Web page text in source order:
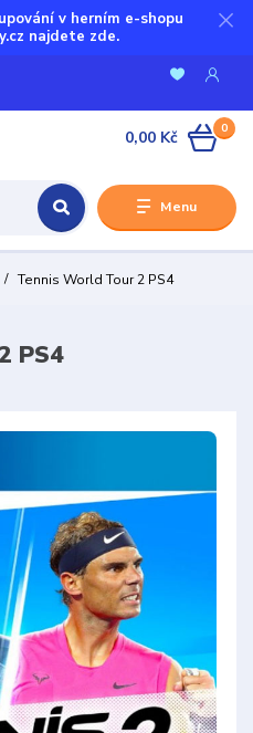
v herním e-shopu
najdete zde.
Menu
0
0,00 Kč
Tennis World Tour 2 PS4
PS4